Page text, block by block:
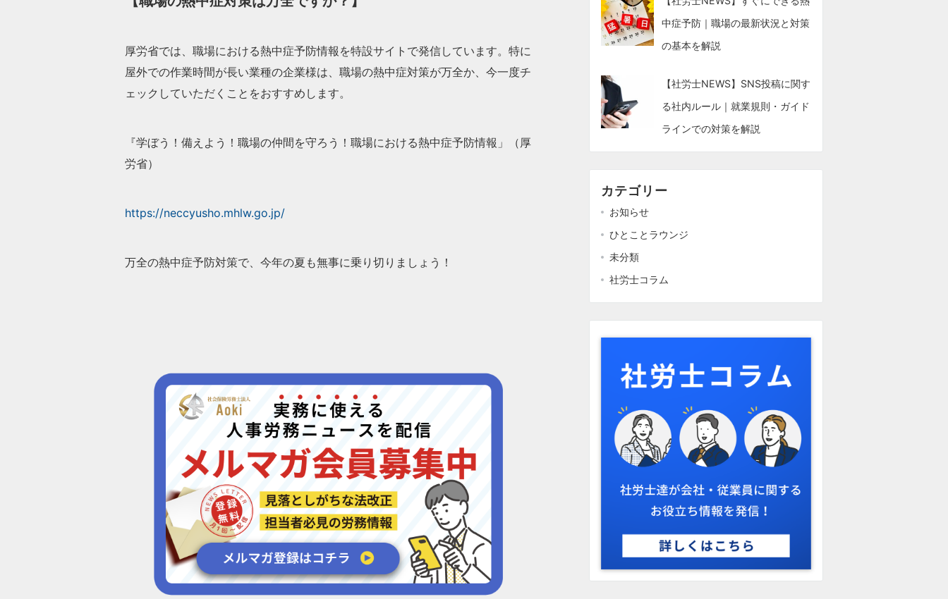
厚労省では、職場における熱中症予防情報を特設サイトで発信しています。特に
屋外での作業時間が長い業種の企業様は、職場の熱中症対策が万全か、今一度チ
ェックしていただくことをおすすめします。
『学ぼう！備えよう！職場の仲間を守ろう！職場における熱中症予防情報」（厚
労省）
https://neccyusho.mhlw.go.jp/
万全の熱中症予防対策で、今年の夏も無事に乗り切りましょう！
中症予防｜職場の最新状況と対策
の基本を解説
【社労士NEWS】SNS投稿に関す
る社内ルール｜就業規則・ガイド
ラインでの対策を解説
カテゴリー
お知らせ
ひとことラウンジ
未分類
社労士コラム